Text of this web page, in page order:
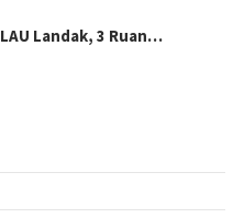
Landak, 3 Ruan…